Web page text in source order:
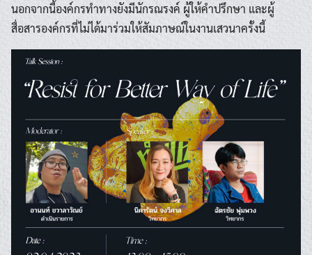
นอกจากนี้องค์กรทำทางยังมีนักรณรงค์ ผู้ให้คำปรึกษา และผู้
สื่อสารองค์กรที่ไม่ได้มาร่วมให้สัมภาษณ์ในงานเสวนาครั้งนี้